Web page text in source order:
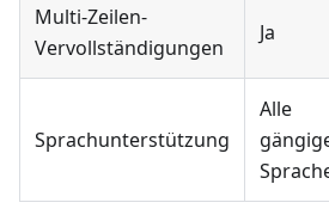
Multi-Zeilen-
Vervollständigungen
Ja
Sprachunterstützung
Alle